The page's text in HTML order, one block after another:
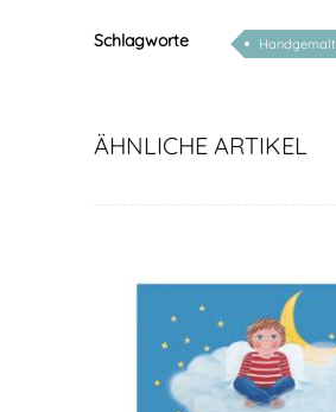
Schlagworte
ÄHNLICHE ARTIKEL